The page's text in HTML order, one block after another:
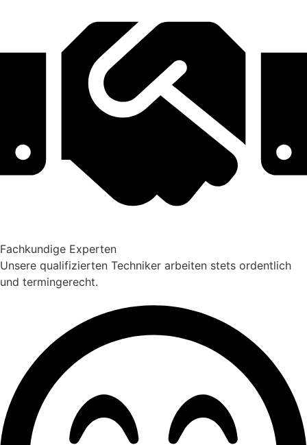
Fachkundige Experten
Unsere qualifizierten Techniker arbeiten stets ordentlich
und termingerecht.